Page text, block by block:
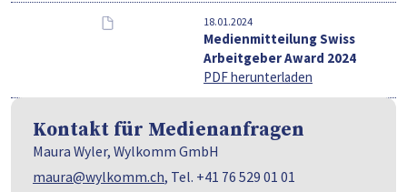
18.01.2024
Medienmitteilung Swiss
Arbeitgeber Award 2024
PDF herunterladen
Kontakt für Medienanfragen
Maura Wyler, Wylkomm GmbH
maura@wylkomm.ch, Tel. +41 76 529 01 01